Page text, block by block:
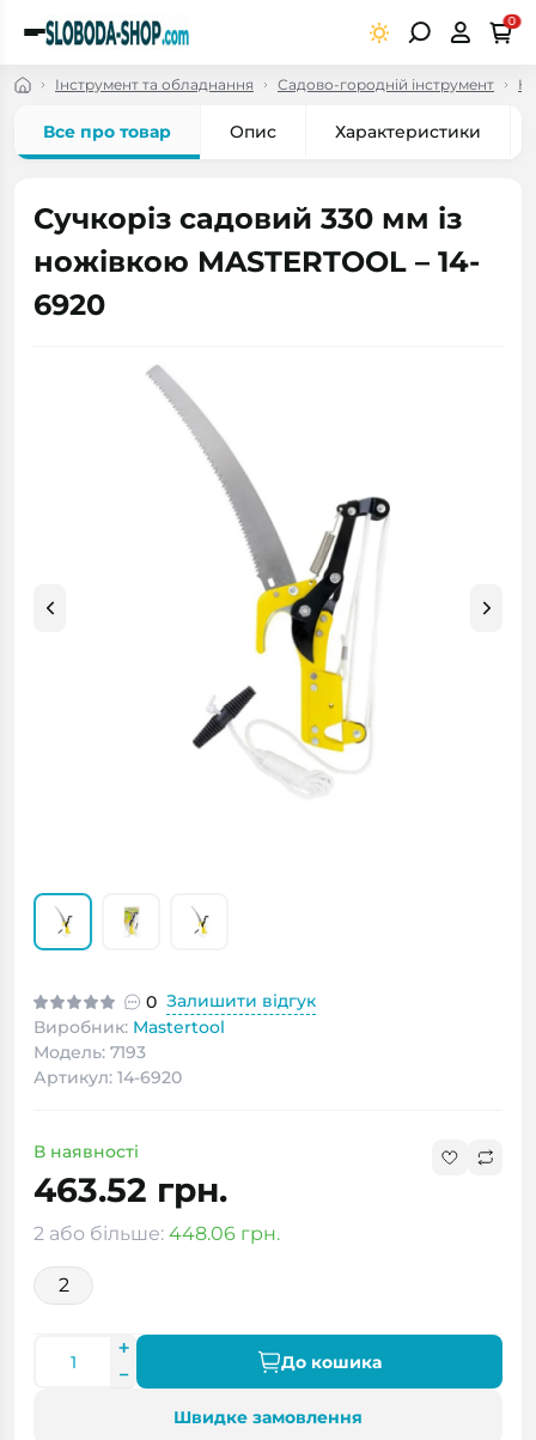
0
Інструмент та обладнання Садово-городній інструмент
Все про товар Опис Характеристики
Сучкоріз садовий 330 мм із
ножівкою MASTERTOOL – 14-
6920
0 Залишити відгук
Виробник: Mastertool
Модель: 7193
Артикул: 14-6920
В наявності
463.52 грн.
2 або більше: 448.06 грн.
2
До кошика
Швидке замовлення